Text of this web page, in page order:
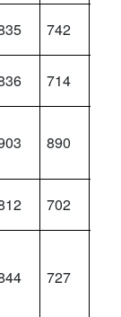
742
714
890
702
727